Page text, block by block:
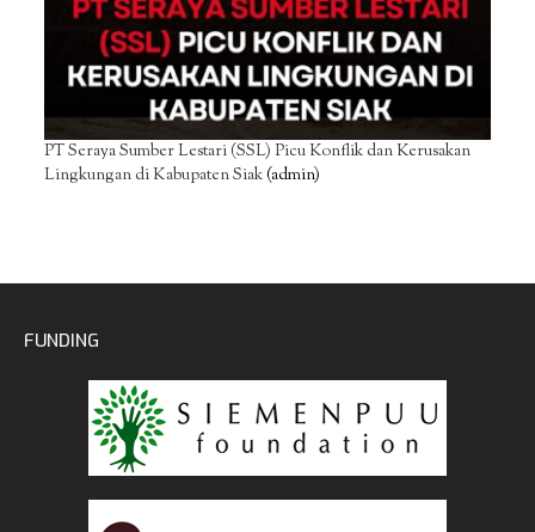
PT Seraya Sumber Lestari (SSL) Picu Konflik dan Kerusakan
Lingkungan di Kabupaten Siak(admin)
FUNDING